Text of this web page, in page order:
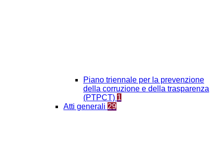
Piano triennale per la prevenzione
della corruzione e della trasparenza
(PTPCT) 1
Atti generali 29